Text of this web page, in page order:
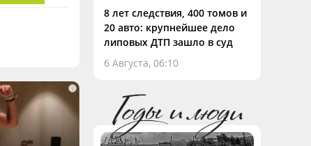
i
8 лет следствия, 400 томов и
20 авто: крупнейшее дело
липовых ДТП зашло в суд
6 Августа, 06:10